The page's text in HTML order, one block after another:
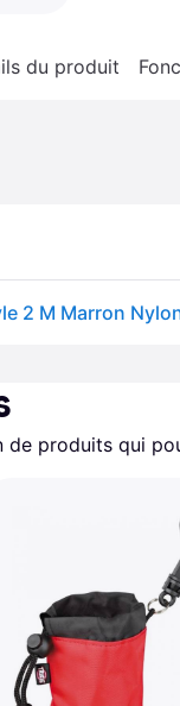
du produit
de produits qui